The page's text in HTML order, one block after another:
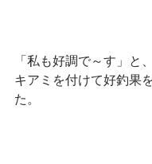
「私も好調で～す」と
キアミを付けて好釣果
た。